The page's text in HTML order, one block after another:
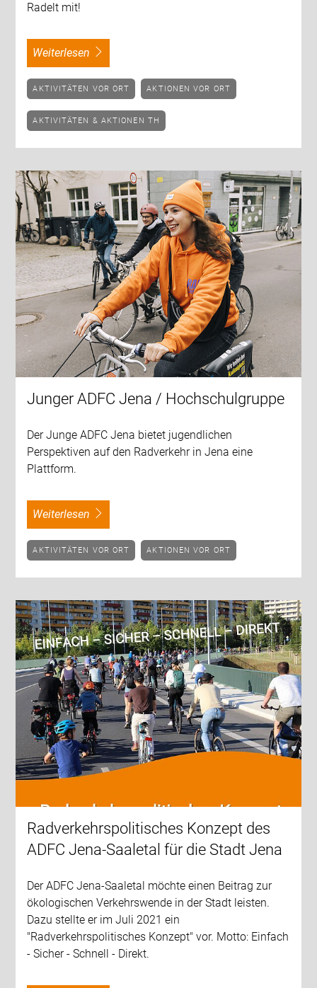
Radelt mit!
weiterlesen
AKTIVITÄTEN VOR ORT AKTIONEN VOR ORT
AKTIVITÄTEN & AKTIONEN TH
Junger ADFC Jena / Hochschulgruppe
Der Junge ADFC Jena bietet jugendlichen
Perspektiven auf den Radverkehr in Jena eine
Plattform.
weiterlesen
AKTIVITÄTEN VOR ORT AKTIONEN VOR ORT
Radverkehrspolitisches Konzept des
ADFC Jena-Saaletal für die Stadt Jena
Der ADFC Jena-Saaletal möchte einen Beitrag zur
ökologischen Verkehrswende in der Stadt leisten.
Dazu stellte er im Juli 2021 ein
"Radverkehrspolitisches Konzept" vor. Motto: Einfach
- Sicher - Schnell - Direkt.